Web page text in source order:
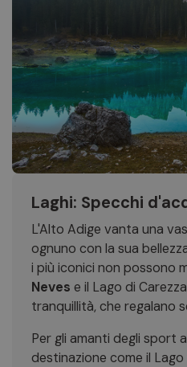
Laghi: Specchi
L'Alto Adige vanta una
ognuno con la sua
i più iconici non possono
Neves e il Lago di
tranquillità, che regalano
Per gli amanti degli sport
destinazione come il